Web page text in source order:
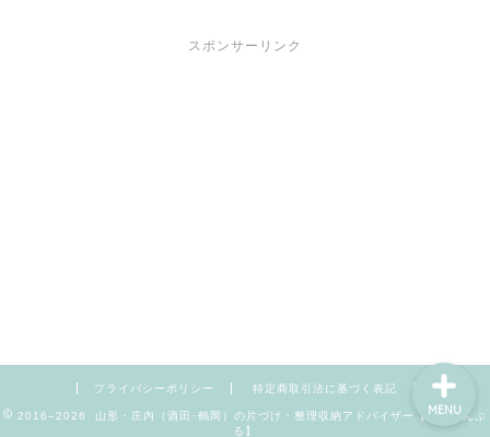
スポンサーリンク
プライバシーポリシー 特定商取引法に基づく表記
2016–2026 山形・庄内（酒田･鶴岡）の片づけ・整理収納アドバイザー【暮らしんぷ
る】
MENU